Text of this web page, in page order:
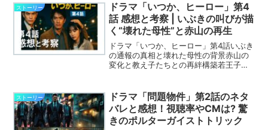
ストーリー
ドラマ「いつか、ヒーロー」第4
話 感想と考察 | いぶきの叫びが描
く“壊れた母性”と赤山の再生
ドラマ「いつか、ヒーロー」第4話いぶき
の通報の真相と壊れた母性の背景赤山の
変化と教え子たちとの再絆構築若王子の
ストーリー
ドラマ「問題物件」第2話のネタ
バレと感想！視聴率やCMは? 驚
きのポルターガイストトリック